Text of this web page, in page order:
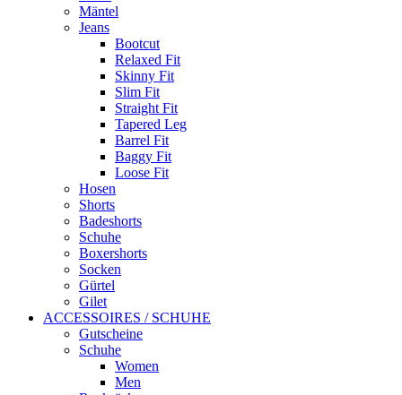
Mäntel
Jeans
Bootcut
Relaxed Fit
Skinny Fit
Slim Fit
Straight Fit
Tapered Leg
Barrel Fit
Baggy Fit
Loose Fit
Hosen
Shorts
Badeshorts
Schuhe
Boxershorts
Socken
Gürtel
Gilet
ACCESSOIRES / SCHUHE
Gutscheine
Schuhe
Women
Men